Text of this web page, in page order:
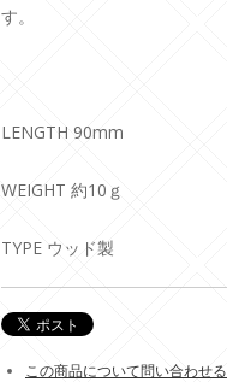
す。
LENGTH 90mm
WEIGHT 約10ｇ
TYPE ウッド製
この商品について問い合わせる